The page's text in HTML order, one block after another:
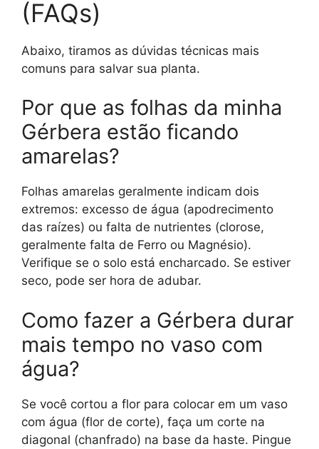
(FAQs)
Abaixo, tiramos as dúvidas técnicas mais
comuns para salvar sua planta.
Por que as folhas da minha
Gérbera estão ficando
amarelas?
Folhas amarelas geralmente indicam dois
extremos: excesso de água (apodrecimento
das raízes) ou falta de nutrientes (clorose,
geralmente falta de Ferro ou Magnésio).
Verifique se o solo está encharcado. Se estiver
seco, pode ser hora de adubar.
Como fazer a Gérbera durar
mais tempo no vaso com
água?
Se você cortou a flor para colocar em um vaso
com água (flor de corte), faça um corte na
diagonal (chanfrado) na base da haste. Pingue